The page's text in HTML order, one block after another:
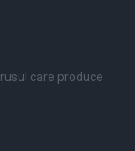
care produce